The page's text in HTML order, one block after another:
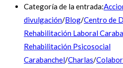
Categoría de la entrada:
divulgación/Blog/Centro de
Rehabilitación Laboral
Rehabilitación Psicosocial
Carabanchel/Charlas/